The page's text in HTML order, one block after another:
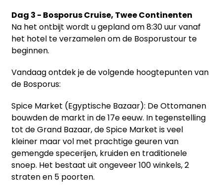
Dag 3 - Bosporus Cruise, Twee Continenten
Na het ontbijt wordt u gepland om 8:30 uur vanaf
het hotel te verzamelen om de Bosporustour te
beginnen.
Vandaag ontdek je de volgende hoogtepunten van
de Bosporus:
Spice Market (Egyptische Bazaar): De Ottomanen
bouwden de markt in de 17e eeuw. In tegenstelling
tot de Grand Bazaar, de Spice Market is veel
kleiner maar vol met prachtige geuren van
gemengde specerijen, kruiden en traditionele
snoep. Het bestaat uit ongeveer 100 winkels, 2
straten en 5 poorten.